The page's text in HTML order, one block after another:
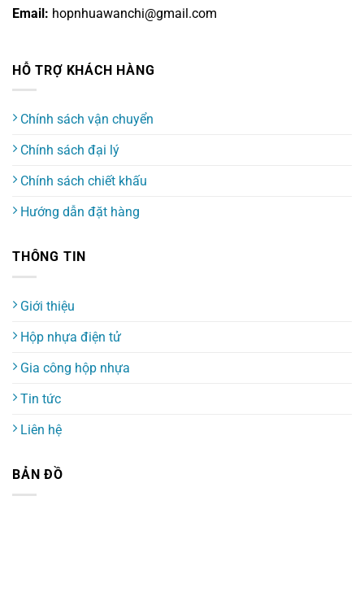
Email: hopnhuawanchi@gmail.com
HỖ TRỢ KHÁCH HÀNG
Chính sách vận chuyển
Chính sách đại lý
Chính sách chiết khấu
Hướng dẫn đặt hàng
THÔNG TIN
Giới thiệu
Hộp nhựa điện tử
Gia công hộp nhựa
Tin tức
Liên hệ
BẢN ĐỒ